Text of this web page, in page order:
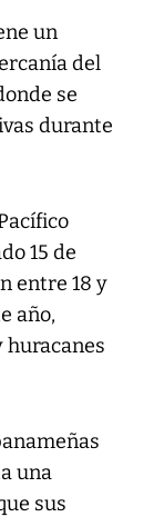
un
del
se
durante
15 de
entre 18 y
año,
una
sus